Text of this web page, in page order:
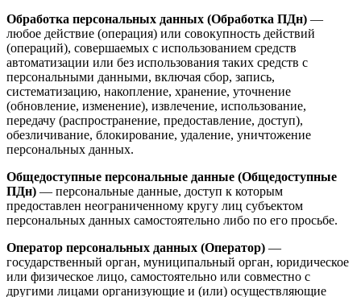
Обработка персональных данных (Обработка ПДн) —
любое действие (операция) или совокупность действий
(операций), совершаемых с использованием средств
автоматизации или без использования таких средств с
персональными данными, включая сбор, запись,
систематизацию, накопление, хранение, уточнение
(обновление, изменение), извлечение, использование,
передачу (распространение, предоставление, доступ),
обезличивание, блокирование, удаление, уничтожение
персональных данных.
Общедоступные персональные данные (Общедоступные
ПДн) — персональные данные, доступ к которым
предоставлен неограниченному кругу лиц субъектом
персональных данных самостоятельно либо по его просьбе.
Оператор персональных данных (Оператор) —
государственный орган, муниципальный орган, юридическое
или физическое лицо, самостоятельно или совместно с
другими лицами организующие и (или) осуществляющие